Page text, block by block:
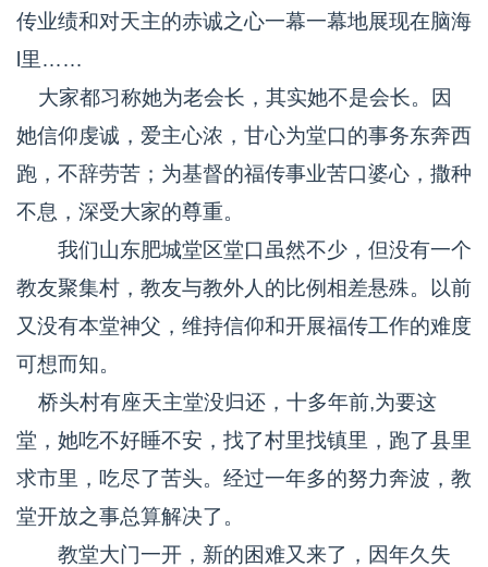
传业绩和对天主的赤诚之心一幕一幕地展现在脑海
l里……
大家都习称她为老会长，其实她不是会长。因
她信仰虔诚，爱主心浓，甘心为堂口的事务东奔西
跑，不辞劳苦；为基督的福传事业苦口婆心，撒种
不息，深受大家的尊重。
我们山东肥城堂区堂口虽然不少，但没有一个
教友聚集村，教友与教外人的比例相差悬殊。以前
又没有本堂神父，维持信仰和开展福传工作的难度
可想而知。
桥头村有座天主堂没归还，十多年前,为要这
堂，她吃不好睡不安，找了村里找镇里，跑了县里
求市里，吃尽了苦头。经过一年多的努力奔波，教
堂开放之事总算解决了。
教堂大门一开，新的困难又来了，因年久失